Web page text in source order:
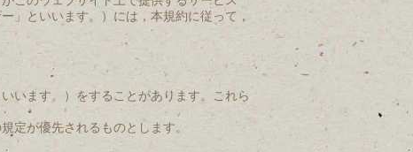
」といいます。）には，本規約に従って，
います。）をすることがあります。これら
定が優先されるものとします。